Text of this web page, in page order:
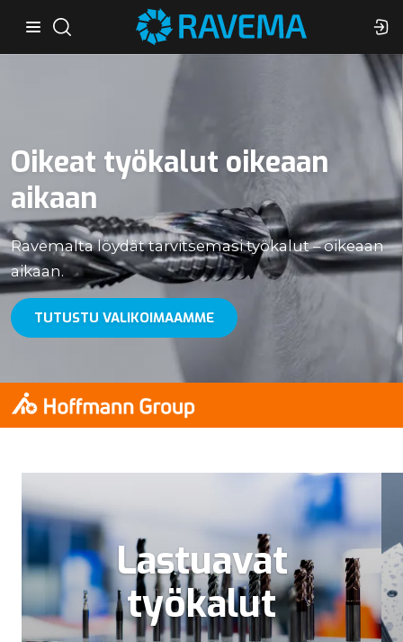
Oikeat työkalut oikeaan
aikaan
Ravemalta löydät tarvitsemasi työkalut – oikeaan
aikaan.
TUTUSTU VALIKOIMAAMME
Lastuavat
työkalut